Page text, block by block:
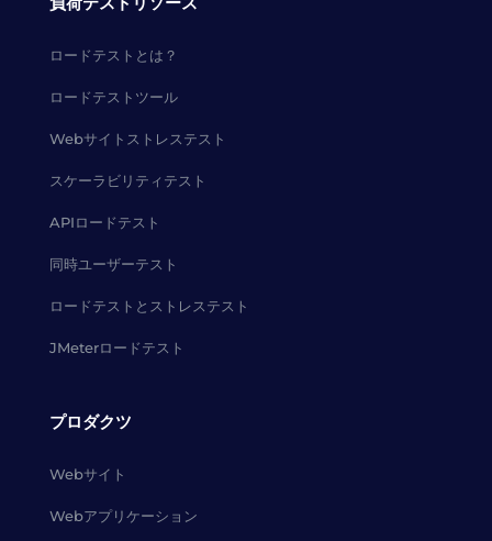
ロードテストとは？
ロードテストツール
Webサイトストレステスト
スケーラビリティテスト
APIロードテスト
同時ユーザーテスト
ロードテストとストレステスト
JMeterロードテスト
プロダクツ
Webサイト
Webアプリケーション